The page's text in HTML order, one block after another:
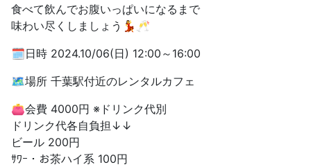
食べて飲んでお腹いっぱいになるまで
味わい尽くしましょう💃🥂
🗓日時 2024.10/06(日) 12:00～16:00
🗺場所 千葉駅付近のレンタルカフェ
👛会費 4000円 ※ドリンク代別
ドリンク代各自負担↓↓
ビール 200円
ｻﾜｰ・お茶ハイ系 100円